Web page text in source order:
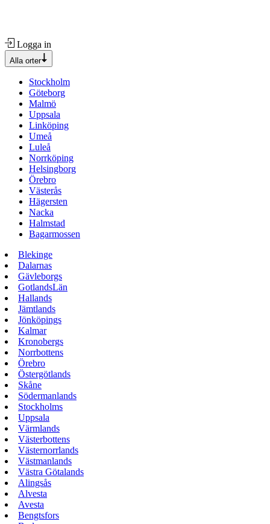
Logga in
Alla orter
Stockholm
Göteborg
Malmö
Uppsala
Linköping
Umeå
Luleå
Norrköping
Helsingborg
Örebro
Västerås
Hägersten
Nacka
Halmstad
Bagarmossen
Blekinge
Dalarnas
Gävleborgs
GotlandsLän
Hallands
Jämtlands
Jönköpings
Kalmar
Kronobergs
Norrbottens
Örebro
Östergötlands
Skåne
Södermanlands
Stockholms
Uppsala
Värmlands
Västerbottens
Västernorrlands
Västmanlands
Västra Götalands
Alingsås
Alvesta
Avesta
Bengtsfors